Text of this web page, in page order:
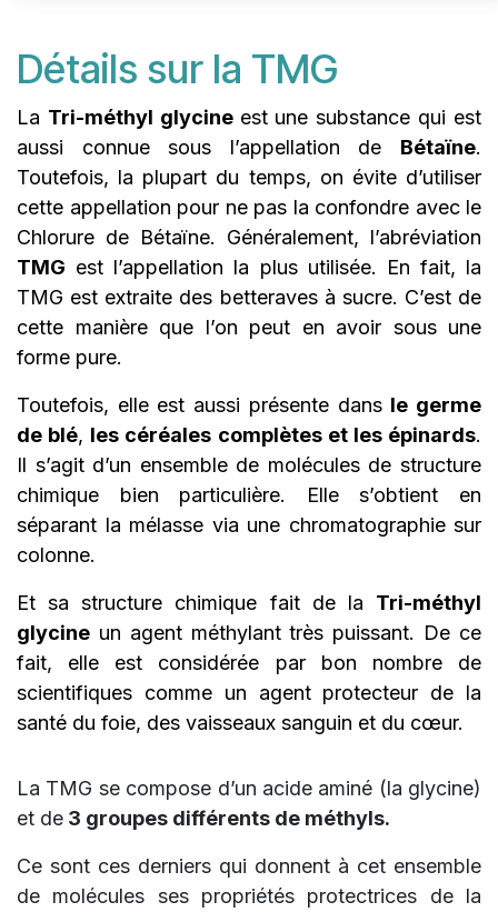
Détails sur la TMG
La Tri-méthyl glycine est une substance qui est
aussi connue sous l’appellation de Bétaïne.
Toutefois, la plupart du temps, on évite d’utiliser
cette appellation pour ne pas la confondre avec le
Chlorure de Bétaïne. Généralement, l’abréviation
TMG est l’appellation la plus utilisée. En fait, la
TMG est extraite des betteraves à sucre. C’est de
cette manière que l’on peut en avoir sous une
forme pure.
Toutefois, elle est aussi présente dans le germe
de blé, les céréales complètes et les épinards.
Il s’agit d’un ensemble de molécules de structure
chimique bien particulière. Elle s’obtient en
séparant la mélasse via une chromatographie sur
colonne.
Et sa structure chimique fait de la Tri-méthyl
glycine un agent méthylant très puissant. De ce
fait, elle est considérée par bon nombre de
scientifiques comme un agent protecteur de la
santé du foie, des vaisseaux sanguin et du cœur.
La TMG se compose d’un acide aminé (la glycine)
et de 3 groupes différents de méthyls.
Ce sont ces derniers qui donnent à cet ensemble
de molécules ses propriétés protectrices de la